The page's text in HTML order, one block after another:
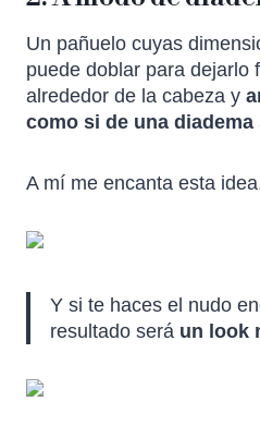
Un pañuelo cuyas
puede doblar para dejarlo
alrededor de la cabeza y
como si de una diadema
A mí me encanta esta
Y si te haces el nudo
resultado será un look